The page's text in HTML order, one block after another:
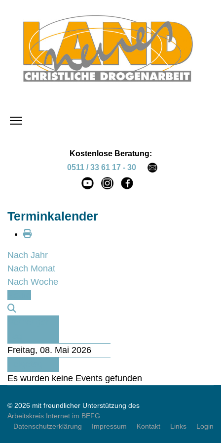
Kostenlose Beratung:
0511 / 33 61 17 - 30
Terminkalender
Nach Jahr
Nach Monat
Nach Woche
Freitag, 08. Mai 2026
Es wurden keine Events gefunden
© 2026 mit freundlicher Unterstützung des
Arbeitskreis Internet im BEFG
Datenschutzerklärung
Impressum Kontakt Links Login